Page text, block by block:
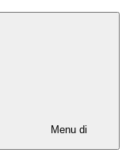
Menu di